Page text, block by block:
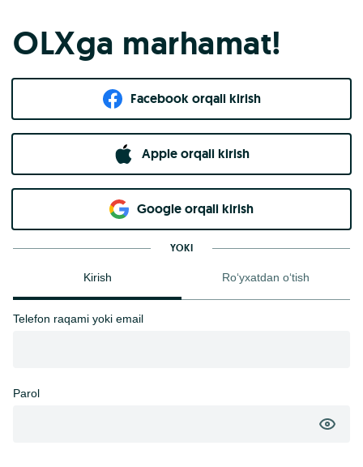
OLXga marhamat!
Facebook orqali kirish​
Apple orqali kirish
Goo​g​le orqali kirish
YOKI
Kirish Ro‘yxatdan o‘tish
Telefon raqami yoki email
Parol